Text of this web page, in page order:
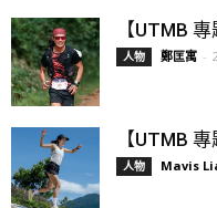
【UTMB
人物 鄭匡寓 -
【UTMB
人物 Mavis